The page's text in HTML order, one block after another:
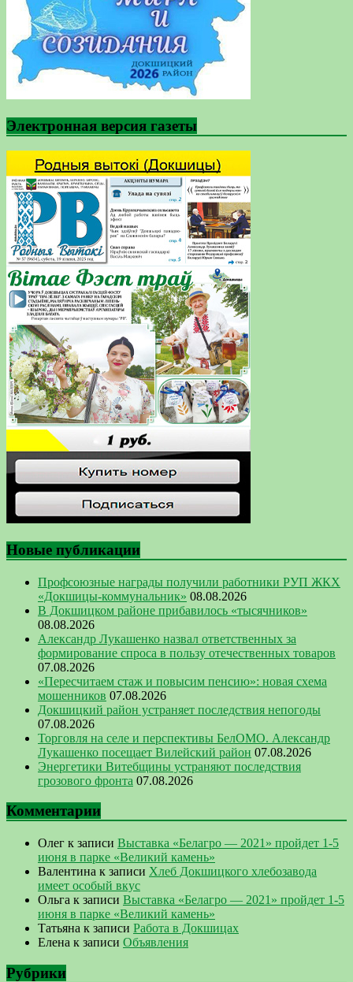
Электронная версия газеты
Новые публикации
Профсоюзные награды получили работники РУП ЖКХ
«Докшицы-коммунальник» 08.08.2026
В Докшицком районе прибавилось «тысячников»
08.08.2026
Александр Лукашенко назвал ответственных за
формирование спроса в пользу отечественных товаров
07.08.2026
«Пересчитаем стаж и повысим пенсию»: новая схема
мошенников 07.08.2026
Докшицкий район устраняет последствия непогоды
07.08.2026
Торговля на селе и перспективы БелОМО. Александр
Лукашенко посещает Вилейский район 07.08.2026
Энергетики Витебщины устраняют последствия
грозового фронта 07.08.2026
Комментарии
Олег к записи Выставка «Белагро — 2021» пройдет 1-5
июня в парке «Великий камень»
Валентина к записи Хлеб Докшицкого хлебозавода
имеет особый вкус
Ольга к записи Выставка «Белагро — 2021» пройдет 1-5
июня в парке «Великий камень»
Татьяна к записи Работа в Докшицах
Елена к записи Объявления
Рубрики